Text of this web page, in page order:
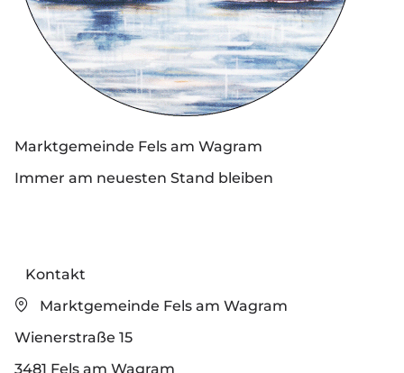
Marktgemeinde Fels am Wagram
Immer am neuesten Stand bleiben
Kontakt
Marktgemeinde Fels am Wagram
Wienerstraße 15
3481 Fels am Wagram